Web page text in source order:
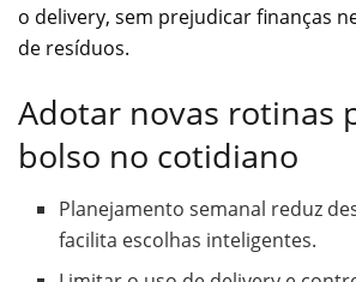
o delivery, sem prejudicar finanças
de resíduos.
Adotar novas rotinas
bolso no cotidiano
Planejamento semanal reduz
facilita escolhas inteligentes.